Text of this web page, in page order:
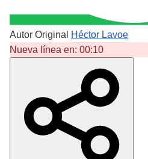
Autor Original
Héctor Lavoe
Nueva línea en: 00:10